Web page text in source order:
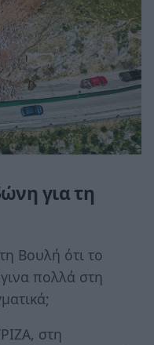
για τη
Βουλή ότι το
πολλά στη
στη